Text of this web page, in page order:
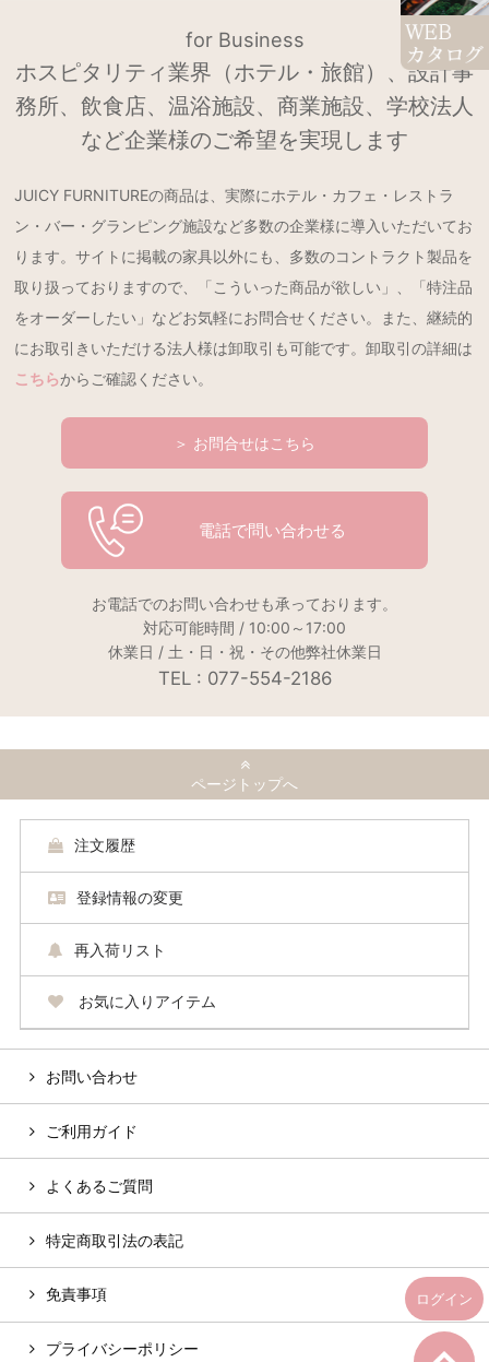
ログイン
for Business
ホスピタリティ業界（ホテル・旅館）、設計事
務所、飲食店、温浴施設、商業施設、学校法人
など企業様のご希望を実現します
JUICY FURNITUREの商品は、実際にホテル・カフェ・レストラ
ン・バー・グランピング施設など多数の企業様に導入いただいてお
ります。サイトに掲載の家具以外にも、多数のコントラクト製品を
取り扱っておりますので、「こういった商品が欲しい」、「特注品
をオーダーしたい」などお気軽にお問合せください。また、継続的
にお取引きいただける法人様は卸取引も可能です。卸取引の詳細は
こちらからご確認ください。
＞ お問合せはこちら
電話で問い合わせる
お電話でのお問い合わせも承っております。
対応可能時間 / 10:00～17:00
休業日 / 土・日・祝・その他弊社休業日
TEL : 077-554-2186
ページトップへ
注文履歴
登録情報の変更
再入荷リスト
お気に入りアイテム
お問い合わせ
ご利用ガイド
よくあるご質問
特定商取引法の表記
免責事項
プライバシーポリシー